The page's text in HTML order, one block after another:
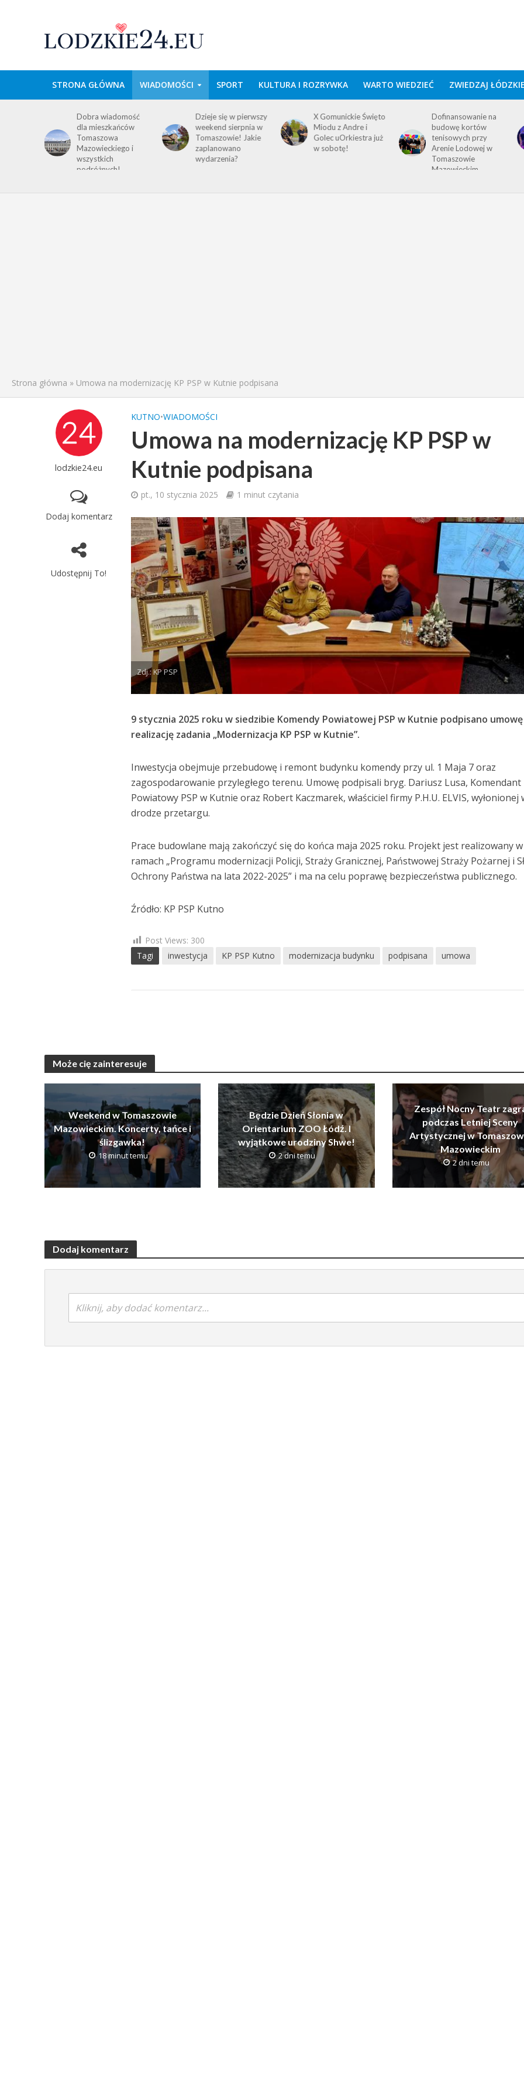
STRONA GŁÓWNA WIADOMOŚCI SPORT KULTURA I ROZRYWKA WARTO WIEDZIEĆ ZWIEDZAJ
Dobra wiadomość
dla mieszkańców
Tomaszowa
Mazowieckiego i
wszystkich
podróżnych!
Dzieje się w pierwszy
weekend sierpnia w
Tomaszowie! Jakie
zaplanowano
wydarzenia?
X Gomunickie Święto
Miodu z Andre i
Golec uOrkiestra już
w sobotę!
Dofinansowanie na
budowę kortów
tenisowych przy
Arenie Lodowej w
Tomaszowie
Mazowieckim
Strona główna » Umowa na modernizację KP PSP w Kutnie podpisana
lodzkie24.eu
Dodaj komentarz
Udostępnij To!
KUTNO•WIADOMOŚCI
Umowa na modernizację KP PSP w
Kutnie podpisana
pt., 10 stycznia 2025 1 minut czytania
Zdj.: KP PSP
9 stycznia 2025 roku w siedzibie Komendy Powiatowej PSP w Kutnie podpisano
realizację zadania „Modernizacja KP PSP w Kutnie”.
Inwestycja obejmuje przebudowę i remont budynku komendy przy ul. 1 Maja 7 oraz
zagospodarowanie przyległego terenu. Umowę podpisali bryg. Dariusz Lusa, Komendant
Powiatowy PSP w Kutnie oraz Robert Kaczmarek, właściciel firmy P.H.U. ELVIS, wyłonionej
drodze przetargu.
Prace budowlane mają zakończyć się do końca maja 2025 roku. Projekt jest realizowany w
ramach „Programu modernizacji Policji, Straży Granicznej, Państwowej Straży Pożarnej i
Ochrony Państwa na lata 2022-2025” i ma na celu poprawę bezpieczeństwa publicznego.
Źródło: KP PSP Kutno
Post Views: 300
Tagi
inwestycja KP PSP Kutno modernizacja budynku podpisana umowa
Może cię zainteresuje
Weekend w Tomaszowie
Mazowieckim. Koncerty, tańce i
ślizgawka!
18 minut temu
Będzie Dzień Słonia w
Orientarium ZOO Łódź. I
wyjątkowe urodziny Shwe!
2 dni temu
Zespół Nocny Teatr
podczas Letniej Sceny
Artystycznej w
Mazowieckim
2 dni temu
Dodaj komentarz
Kliknij, aby dodać komentarz...